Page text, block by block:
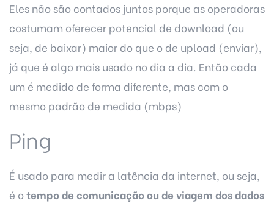
Eles não são contados juntos porque as operadoras
costumam oferecer potencial de download (ou
seja, de baixar) maior do que o de upload (enviar),
já que é algo mais usado no dia a dia. Então cada
um é medido de forma diferente, mas com o
mesmo padrão de medida (mbps)
Ping
É usado para medir a latência da internet, ou seja,
é otempo de comunicação ou de viagem dos dados